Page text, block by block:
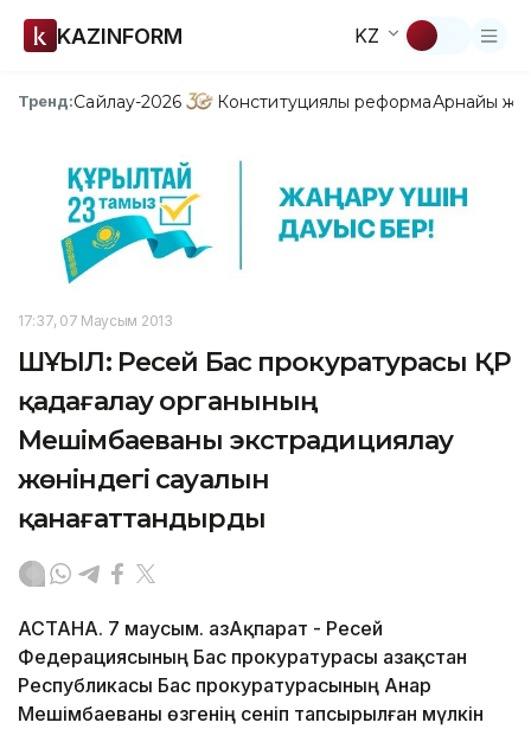
KAZINFORM KZ
Тренд:Сайлау-2026 Конституциялық реформаАрнайы
17:37, 07 Маусым 2013
ШҰҒЫЛ: Ресей Бас прокуратурасы ҚР
қадағалау органының
Мешімбаеваны экстрадициялау
жөніндегі сауалын
қанағаттандырды
АСТАНА. 7 маусым. ҚазАқпарат - Ресей
Федерациясының Бас прокуратурасы Қазақстан
Республикасы Бас прокуратурасының Анар
Мешімбаеваны өзгенің сеніп тапсырылған мүлкін